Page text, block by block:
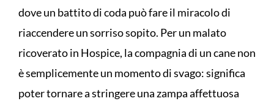
dove un battito di coda può fare il miracolo di
riaccendere un sorriso sopito. Per un malato
ricoverato in Hospice, la compagnia di un cane non
è semplicemente un momento di svago: significa
poter tornare a stringere una zampa affettuosa